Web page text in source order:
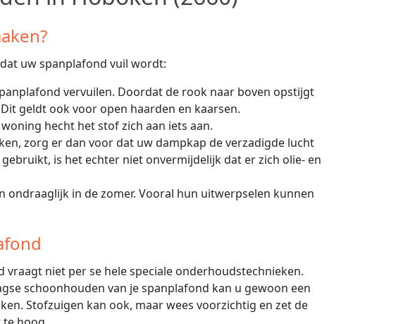
uw spanplafond vuil wordt:
vervuilen. Doordat de rook naar boven opstijgt
geldt ook voor open haarden en kaarsen.
hecht het stof zich aan iets aan.
zorg er dan voor dat uw dampkap de verzadigde lucht
is het echter niet onvermijdelijk dat er zich olie- en
ondraaglijk in de zomer. Vooral hun uitwerpselen kunnen
vraagt niet per se hele speciale onderhoudstechnieken.
schoonhouden van je spanplafond kan u gewoon een
Stofzuigen kan ook, maar wees voorzichtig en zet de